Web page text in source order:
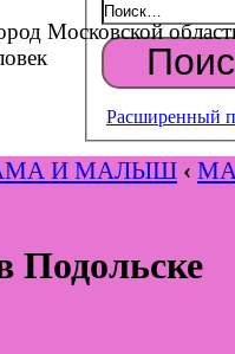
Московской
Подольске
Расширенный
И МАЛЫШ ‹